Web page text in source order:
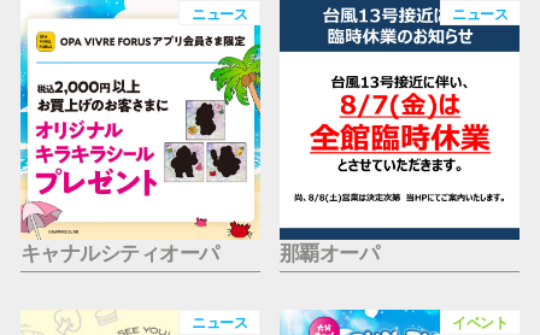
ニュース
キャナルシティオーパ
ニュース
那覇オーパ
ニュース イベント